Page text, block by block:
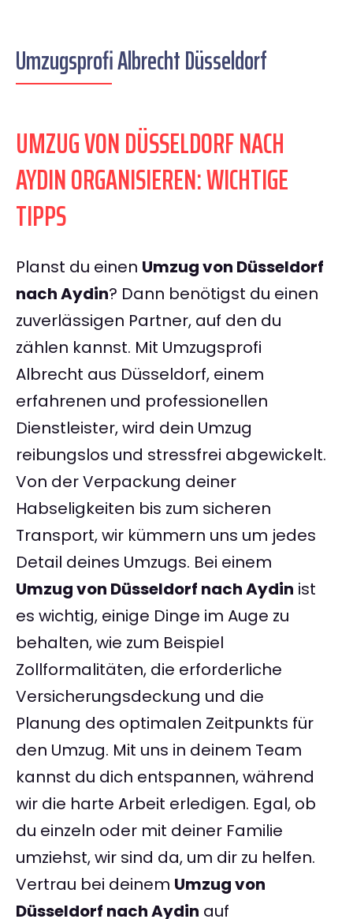
Umzugsprofi Albrecht Düsseldorf
UMZUG VON DÜSSELDORF NACH
AYDIN ORGANISIEREN: WICHTIGE
TIPPS
Planst du einen Umzug von Düsseldorf
nach Aydin? Dann benötigst du einen
zuverlässigen Partner, auf den du
zählen kannst. Mit Umzugsprofi
Albrecht aus Düsseldorf, einem
erfahrenen und professionellen
Dienstleister, wird dein Umzug
reibungslos und stressfrei abgewickelt.
Von der Verpackung deiner
Habseligkeiten bis zum sicheren
Transport, wir kümmern uns um jedes
Detail deines Umzugs. Bei einem
Umzug von Düsseldorf nach Aydin ist
es wichtig, einige Dinge im Auge zu
behalten, wie zum Beispiel
Zollformalitäten, die erforderliche
Versicherungsdeckung und die
Planung des optimalen Zeitpunkts für
den Umzug. Mit uns in deinem Team
kannst du dich entspannen, während
wir die harte Arbeit erledigen. Egal, ob
du einzeln oder mit deiner Familie
umziehst, wir sind da, um dir zu helfen.
Vertrau bei deinem Umzug von
Düsseldorf nach Aydin auf